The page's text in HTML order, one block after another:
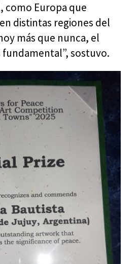
como Europa que
distintas regiones del
más que nunca, el
sostuvo.